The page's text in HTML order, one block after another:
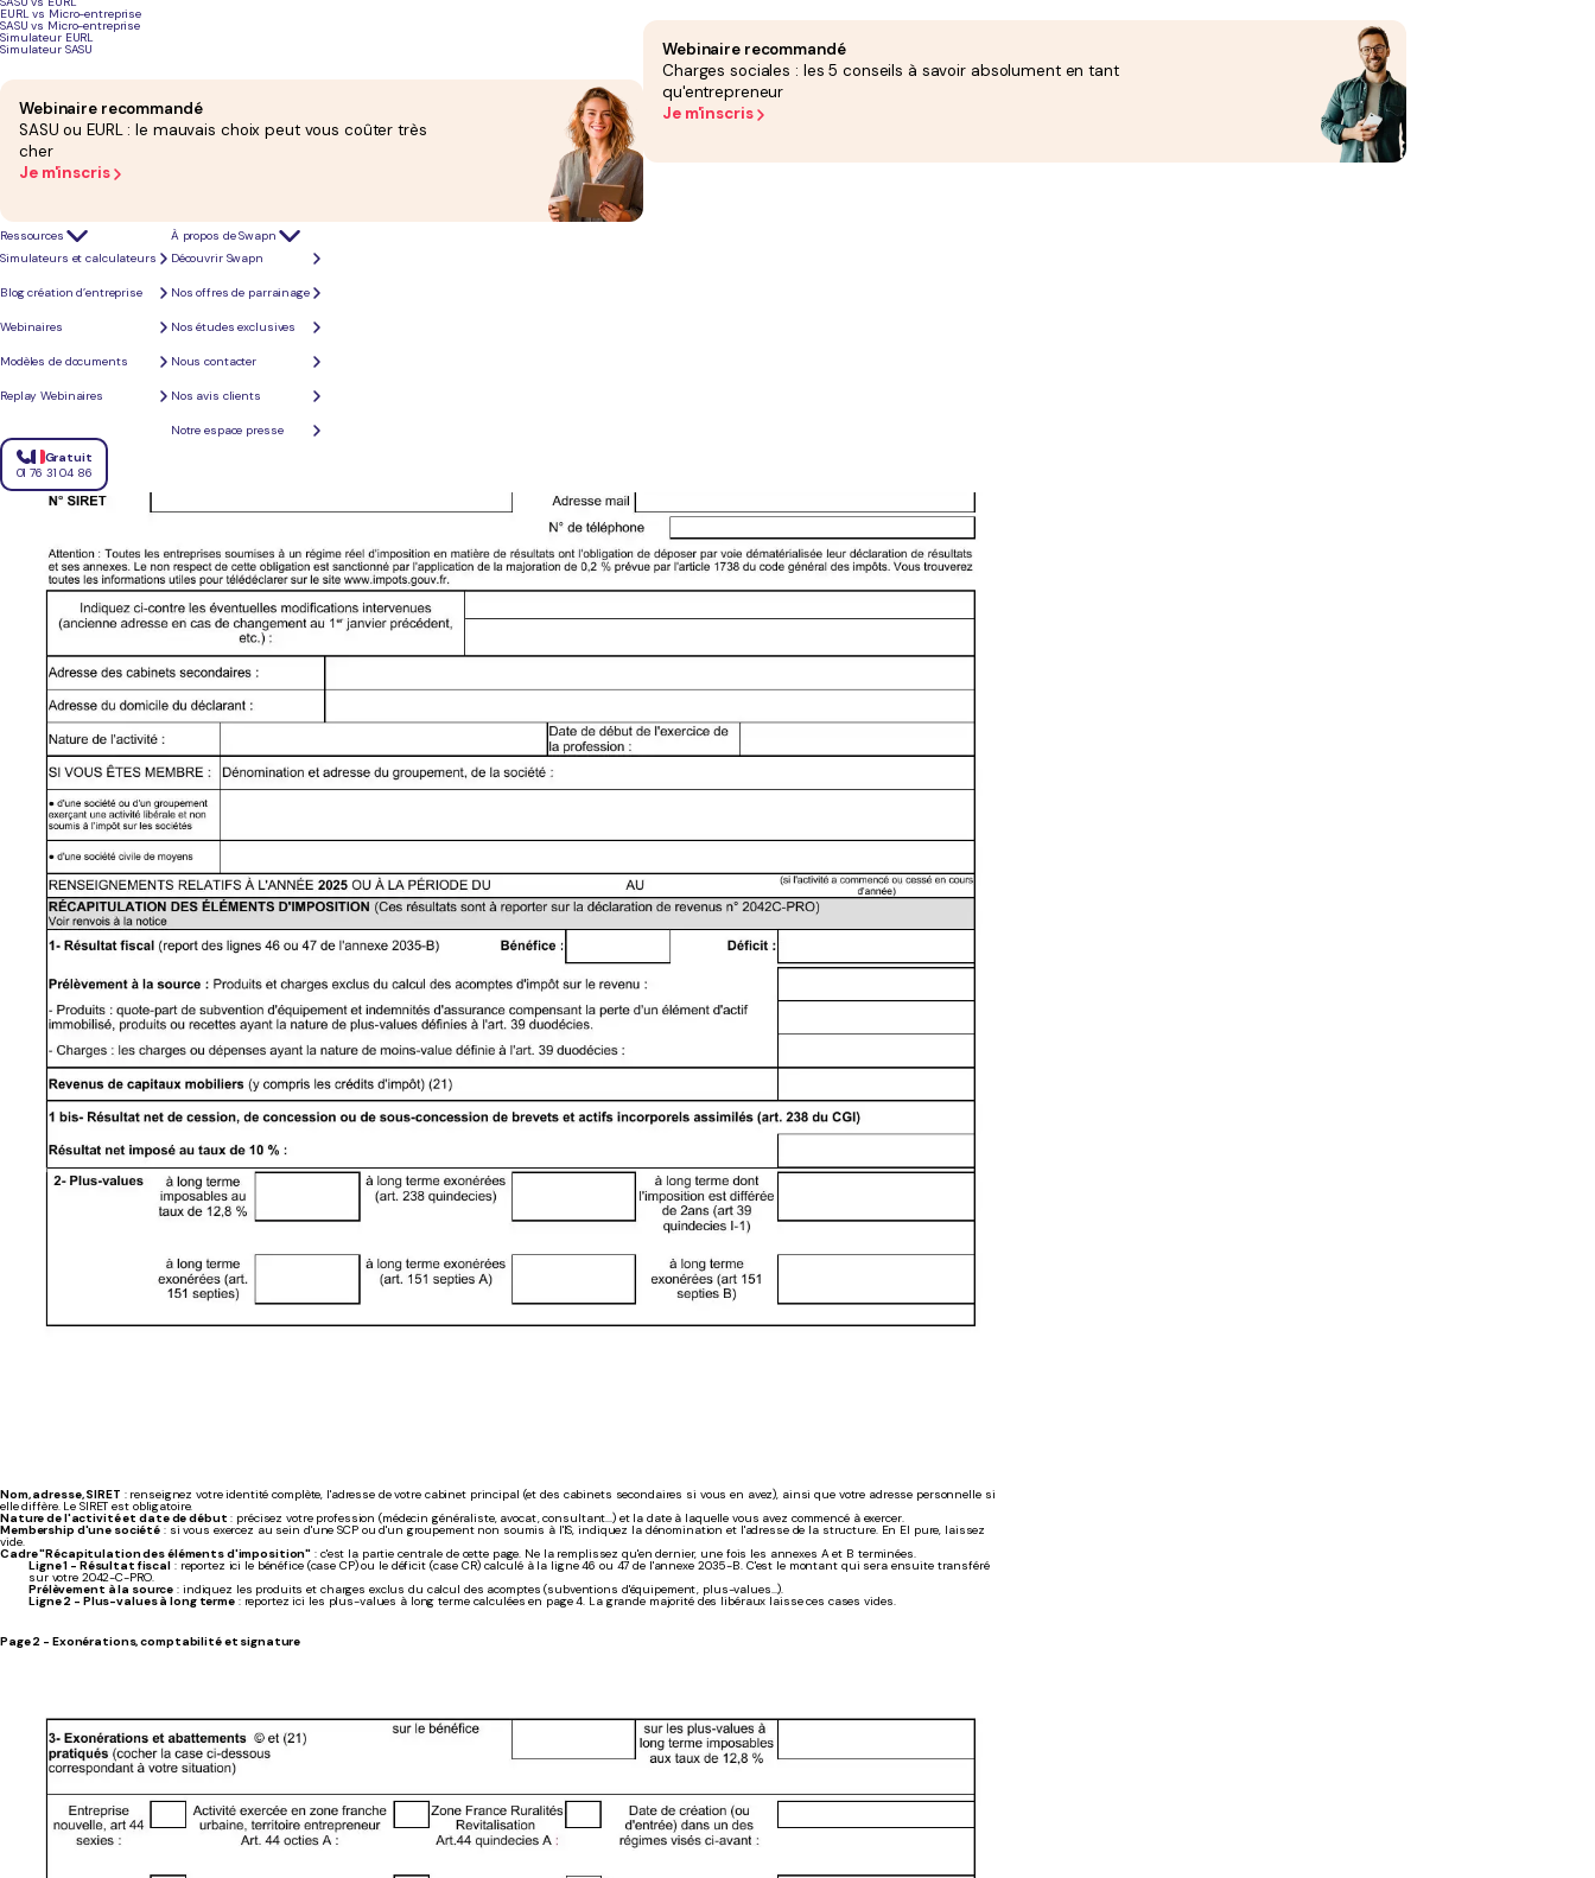
EURL vs Micro-entreprise
SASU vs Micro-entreprise
Simulateur EURL
Simulateur SASU
Webinaire recommandé
SASU ou EURL : le mauvais choix peut vous coûter très
cher
Je m'inscris
Webinaire recommandé
Charges sociales : les 5 conseils à savoir absolument en tant
qu'entrepreneur
Je m'inscris
Ressources
Simulateurs et calculateurs
Blog création d’entreprise
Webinaires
Modèles de documents
Replay Webinaires
À propos de Swapn
Découvrir Swapn
Nos offres de parrainage
Nos études exclusives
Nous contacter
Nos avis clients
Notre espace presse
Gratuit
01 76 31 04 86
libérales en EI.
Page 1 - Identification et récapitulation des éléments d'imposition
Nom, adresse, SIRET : renseignez votre identité complète, l'adresse de votre cabinet principal (et des cabinets secondaires si vous en avez), ainsi que votre adresse personnelle si
elle diffère. Le SIRET est obligatoire.
Nature de l'activité et date de début : précisez votre profession (médecin généraliste, avocat, consultant...) et la date à laquelle vous avez commencé à exercer.
Membership d'une société : si vous exercez au sein d'une SCP ou d'un groupement non soumis à l'IS, indiquez la dénomination et l'adresse de la structure. En EI pure, laissez
vide.
Cadre "Récapitulation des éléments d'imposition" : c'est la partie centrale de cette page. Ne la remplissez qu'en dernier, une fois les annexes A et B terminées.
Ligne 1 - Résultat fiscal : reportez ici le bénéfice (case CP) ou le déficit (case CR) calculé à la ligne 46 ou 47 de l'annexe 2035-B. C'est le montant qui sera ensuite transféré
sur votre 2042-C-PRO.
Prélèvement à la source : indiquez les produits et charges exclus du calcul des acomptes (subventions d'équipement, plus-values...).
Ligne 2 - Plus-values à long terme: reportez ici les plus-values à long terme calculées en page 4. La grande majorité des libéraux laisse ces cases vides.
Page 2 - Exonérations, comptabilité et signature